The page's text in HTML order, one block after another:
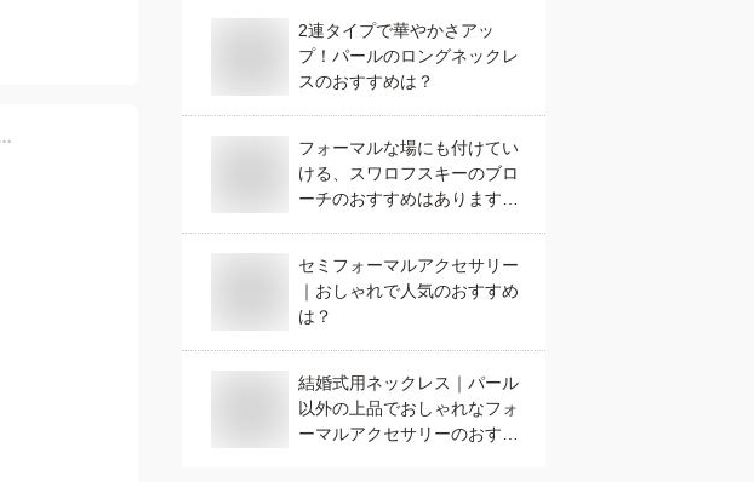
ング 2点セット ケース付き 卒業式 入学式 入園式 結婚式 冠婚葬祭 301-70
2連タイプで華やかさアッ
プ！パールのロングネックレ
スのおすすめは？
フォーマルな場にも付けてい
ける、スワロフスキーのブロ
ーチのおすすめはあります
セミフォーマルアクセサリー
｜おしゃれで人気のおすすめ
は？
結婚式用ネックレス｜パール
以外の上品でおしゃれなフォ
ーマルアクセサリーのおすす